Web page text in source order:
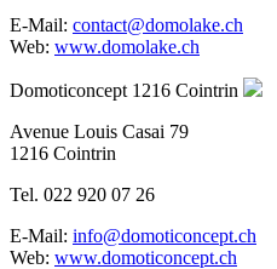
E-Mail: contact@domolake.ch
Web: www.domolake.ch
Domoticoncept 1216 Cointrin
Avenue Louis Casai 79
1216 Cointrin
Tel. 022 920 07 26
E-Mail: info@domoticoncept.ch
Web: www.domoticoncept.ch